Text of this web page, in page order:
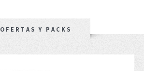
OFERTAS Y PACKS